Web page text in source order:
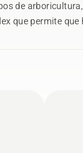
de
que permite
de tu